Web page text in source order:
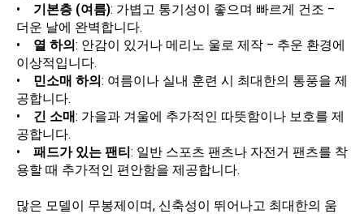
• 기본층 (여름): 가볍고 통기성이 좋으며 빠르게 건조 –
더운 날에 완벽합니다.
• 열 하의: 안감이 있거나 메리노 울로 제작 – 추운 환경에
이상적입니다.
• 민소매 하의: 여름이나 실내 훈련 시 최대한의 통풍을 제
공합니다.
• 긴 소매: 가을과 겨울에 추가적인 따뜻함이나 보호를 제
공합니다.
• 패드가 있는 팬티: 일반 스포츠 팬츠나 자전거 팬츠를 착
용할 때 추가적인 편안함을 제공합니다.
많은 모델이 무봉제이며, 신축성이 뛰어나고 최대한의 움